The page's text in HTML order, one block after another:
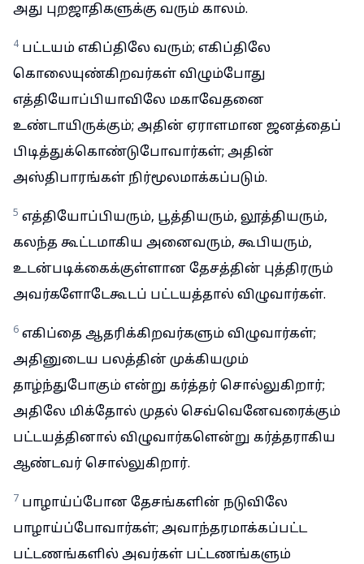
அது புறஜாதிகளுக்கு வரும் காலம்.
4 பட்டயம் எகிப்திலே வரும்; எகிப்திலே
கொலையுண்கிறவர்கள் விழும்போது
எத்தியோப்பியாவிலே மகாவேதனை
உண்டாயிருக்கும்; அதின் ஏராளமான ஜனத்தைப்
பிடித்துக்கொண்டுபோவார்கள்; அதின்
அஸ்திபாரங்கள் நிர்மூலமாக்கப்படும்.
5 எத்தியோப்பியரும், பூத்தியரும், லூத்தியரும்,
கலந்த கூட்டமாகிய அனைவரும், கூபியரும்,
உடன்படிக்கைக்குள்ளான தேசத்தின் புத்திரரும்
அவர்களோடேகூடப் பட்டயத்தால் விழுவார்கள்.
6 எகிப்தை ஆதரிக்கிறவர்களும் விழுவார்கள்;
அதினுடைய பலத்தின் முக்கியமும்
தாழ்ந்துபோகும் என்று கர்த்தர் சொல்லுகிறார்;
அதிலே மிக்தோல் முதல் செவ்வெனேவரைக்கும்
பட்டயத்தினால் விழுவார்களென்று கர்த்தராகிய
ஆண்டவர் சொல்லுகிறார்.
7 பாழாய்ப்போன தேசங்களின் நடுவிலே
பாழாய்ப்போவார்கள்; அவாந்தரமாக்கப்பட்ட
பட்டணங்களில் அவர்கள் பட்டணங்களும்